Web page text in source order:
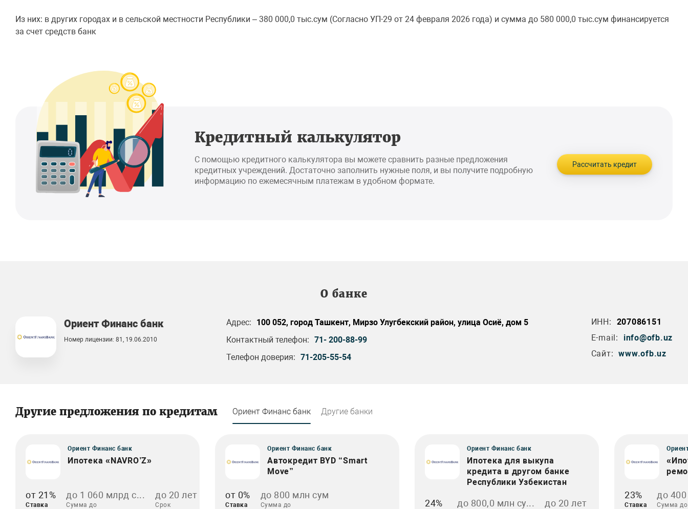
Из них: в других городах и в сельской местности Республики – 380 000,0 тыс.сум (Согласно УП-29 от 24 февраля 2026 года) и сумма до 580 000,0 тыс.сум финансируется
за счет средств банк
Кредитный калькулятор
С помощью кредитного калькулятора вы можете сравнить разные предложения
кредитных учреждений. Достаточно заполнить нужные поля, и вы получите подробную
информацию по ежемесячным платежам в удобном формате.
Рассчитать кредит
О банке
Ориент Финанс банк
Номер лицензии: 81, 19.06.2010
Адрес:
100 052, город Ташкент, Мирзо Улугбекский район, улица Осиё, дом 5
Контактный телефон: 71- 200-88-99
Телефон доверия: 71-205-55-54
ИНН:
207086151
E-mail:
info@ofb.uz
Сайт: www.ofb.uz
Другие предложения по кредитам Ориент Финанс банк Другие банки
Ориент Финанс банк
Ипотека «NAVRO’Z»
от 21%
Ставка
до 1 060 млрд с...
Сумма до
до 20 лет
Срок
Ориент Финанс банк
Автокредит BYD “Smart
Move”
от 0%
Ставка
до 800 млн сум
Сумма до
Ориент Финанс банк
Ипотека для выкупа
кредита в другом банке
Республики Узбекистан
24% до 800,0 млн су... до 20 лет
23%
Ставка
до
Сумма до